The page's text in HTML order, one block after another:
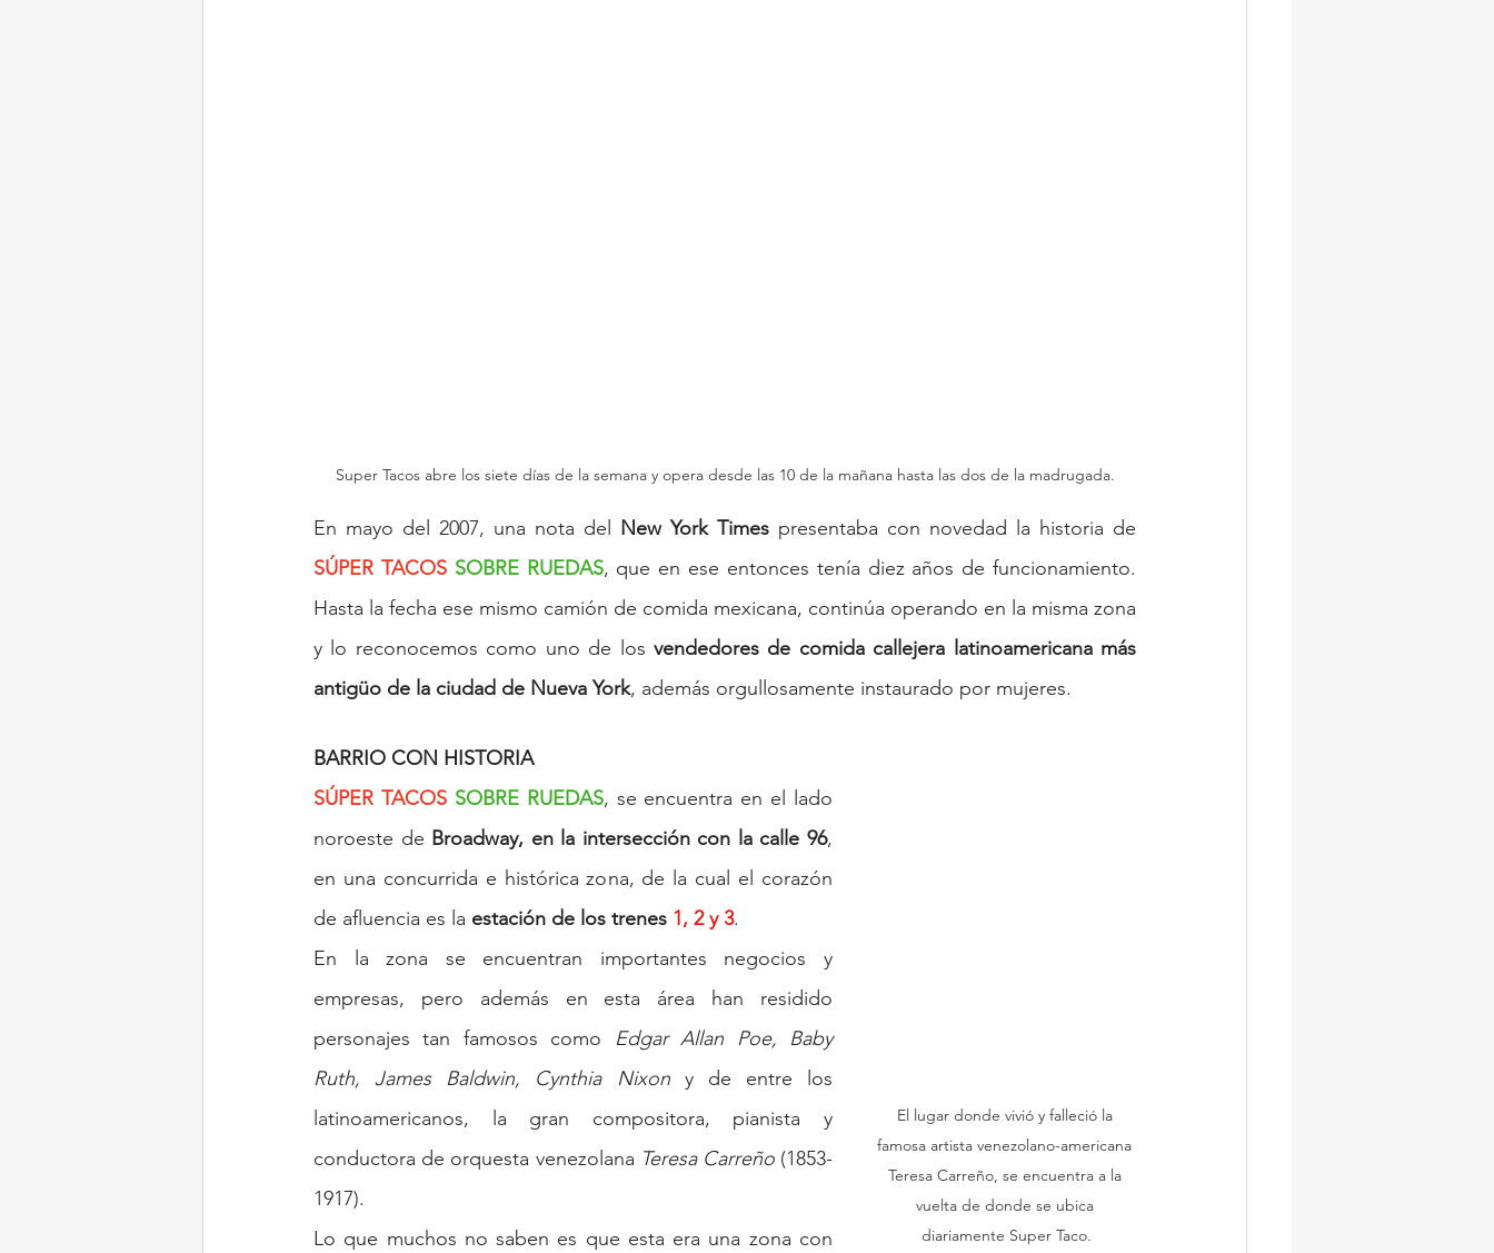
Super Tacos abre los siete días de la semana y opera desde las 10 de la mañana hasta las dos de la madrugada.
En mayo del 2007, una nota del New York Times
SÚPER TACOS SOBRE RUEDAS, que en ese entonces tenía diez años de funcionamiento.
Hasta la fecha ese mismo camión de comida mexicana, continúa operando en la misma zona
y lo reconocemos como uno de los vendedores de comida callejera latinoamericana más
antigüo de la ciudad de Nueva York, además orgullosamente instaurado por mujeres.
El lugar donde vivió y falleció la
famosa artista venezolano-americana
Teresa Carreño, se encuentra a la
vuelta de donde se ubica
diariamente Super Taco.
BARRIO CON HISTORIA
SÚPER TACOS SOBRE RUEDAS, se encuentra en el lado
noroeste de Broadway, en la intersección con la calle 96,
en una concurrida e histórica zona, de la cual el corazón
de afluencia es la estación de los trenes 1, 2 y 3.
En la zona se encuentran importantes negocios y
empresas, pero además en esta área han residido
personajes tan famosos como Edgar Allan Poe, Baby
Ruth, James Baldwin, Cynthia Nixon y de entre los
latinoamericanos, la gran compositora, pianista y
conductora de orquesta venezolana Teresa Carreño (1853-
1917).
Lo que muchos no saben es que esta era una zona con